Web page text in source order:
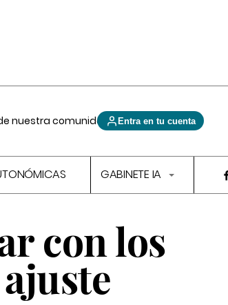
nuestra comunidad Entra en tu cuenta
GABINETE IA
con los